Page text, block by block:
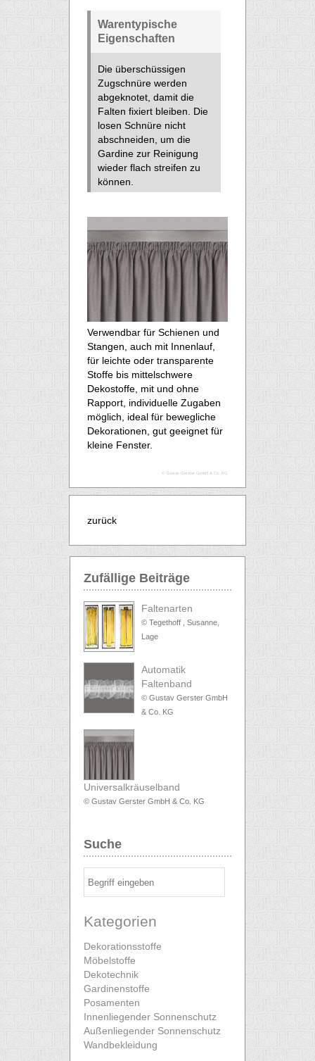
Warentypische
Eigenschaften
Die überschüssigen
Zugschnüre werden
abgeknotet, damit die
Falten fixiert bleiben. Die
losen Schnüre nicht
abschneiden, um die
Gardine zur Reinigung
wieder flach streifen zu
können.
Verwendbar für Schienen und
Stangen, auch mit Innenlauf,
für leichte oder transparente
Stoffe bis mittelschwere
Dekostoffe, mit und ohne
Rapport, individuelle Zugaben
möglich, ideal für bewegliche
Dekorationen, gut geeignet für
kleine Fenster.
© Gustav Gerster GmbH & Co. KG
zurück
Zufällige Beiträge
Faltenarten
© Tegethoff , Susanne,
Lage
Automatik
Faltenband
© Gustav Gerster GmbH
& Co. KG
Universalkräuselband
© Gustav Gerster GmbH & Co. KG
Suche
Kategorien
Dekorationsstoffe
Möbelstoffe
Dekotechnik
Gardinenstoffe
Posamenten
Innenliegender Sonnenschutz
Außenliegender Sonnenschutz
Wandbekleidung